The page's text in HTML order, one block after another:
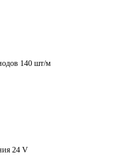
140 шт/м
24 V